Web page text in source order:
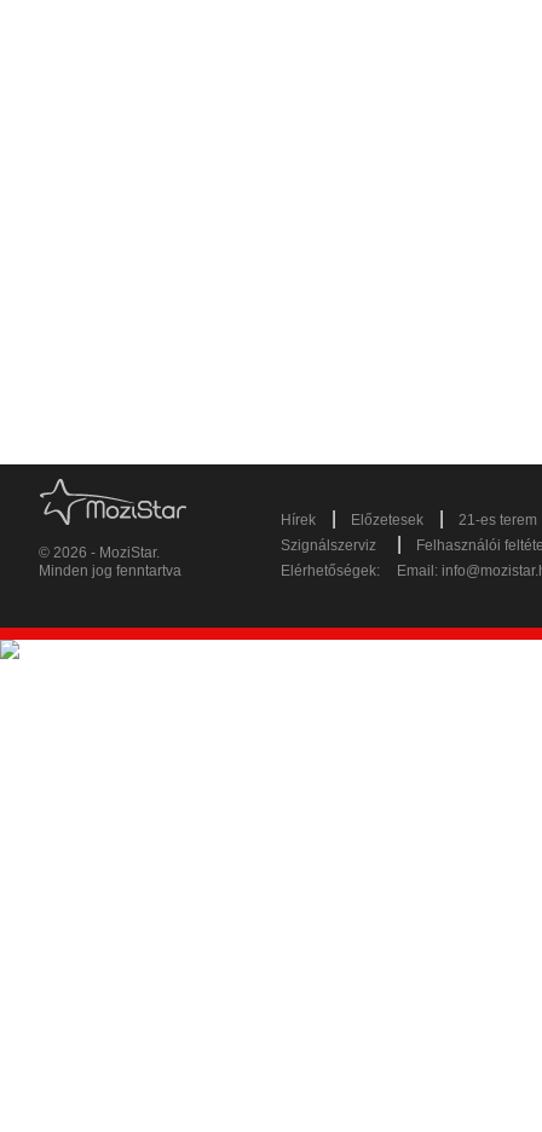
© 2026 - MoziStar.
Minden jog fenntartva
Hírek Előzetesek
21-es terem
Szignálszerviz
Felhasználói
Elérhetőségek:
Email: